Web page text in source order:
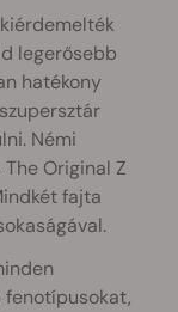
legerősebb
hatékony
Némi
Original Z
fajta
fenotípusokat,